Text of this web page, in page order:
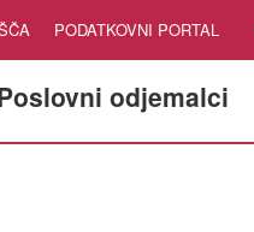
PODATKOVNI PORTAL
odjemalci